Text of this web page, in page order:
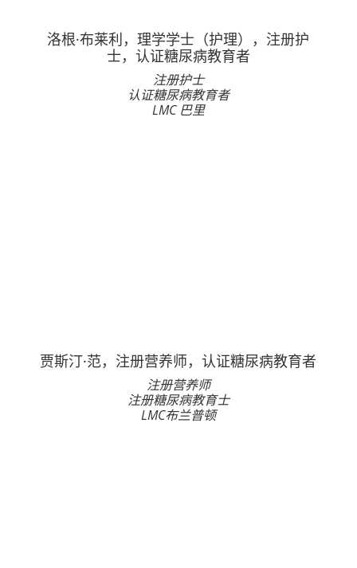
洛根·布莱利，理学学士（护理），注册护
士，认证糖尿病教育者
注册护士
认证糖尿病教育者
LMC 巴里
贾斯汀·范，注册营养师，认证糖尿病教育者
注册营养师
注册糖尿病教育士
LMC布兰普顿